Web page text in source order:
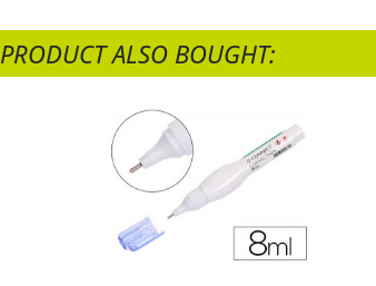
PRODUCT ALSO BOUGHT: